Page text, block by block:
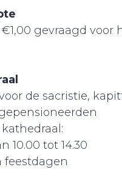
gevraagd
de sacristie,
10.00 tot 14.30
feestdagen